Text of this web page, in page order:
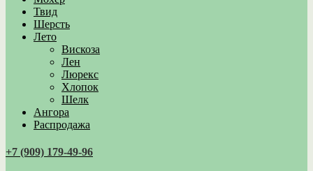
Твид
Шерсть
Лето
Вискоза
Лен
Люрекс
Хлопок
Шелк
Ангора
Распродажа
+7 (909) 179‑49-96